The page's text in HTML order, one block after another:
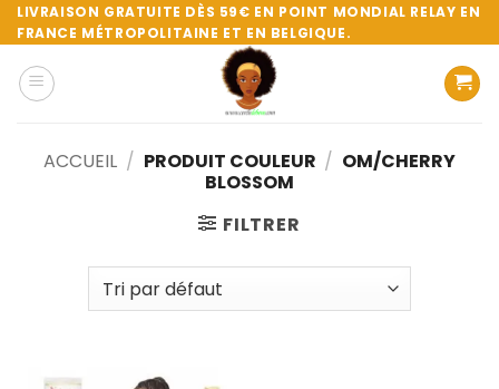
Passer
au
contenu
LIVRAISON GRATUITE DÈS 59€ EN POINT MONDIAL RELAY EN
FRANCE MÉTROPOLITAINE ET EN BELGIQUE.
ACCUEIL / PRODUIT COULEUR / OM/CHERRY
BLOSSOM
FILTRER